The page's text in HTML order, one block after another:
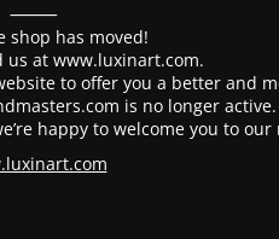
⸻
shop has moved!
us at www.luxinart.com.
to offer you a better and
is no longer active.
happy to welcome you to our